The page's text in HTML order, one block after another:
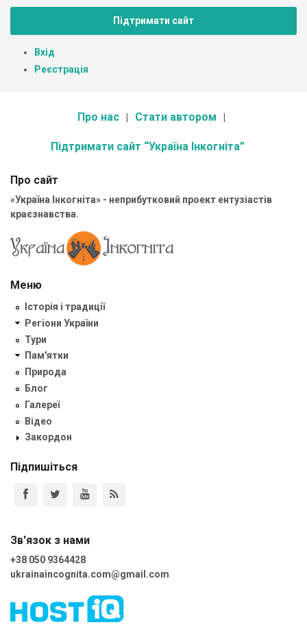
Підтримати сайт
Вхід
Реєстрація
Про нас Стати автором
Підтримати сайт “Україна Інкогніта”
Про сайт
«Україна Інкогніта» - неприбутковий проект ентузіастів
краєзнавства.
Меню
Історія і традиції
Регіони України
Тури
Пам'ятки
Природа
Блог
Галереї
Відео
Закордон
Підпишіться
Зв'язок з нами
+38 050 9364428
ukrainaincognita.com@gmail.com